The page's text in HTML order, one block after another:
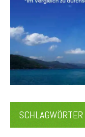
SCHLAGWÖRTER